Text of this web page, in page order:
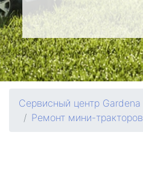
Сервисный центр Gardena
Ремонт мини-тракторов